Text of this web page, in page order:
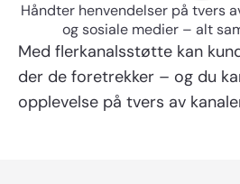
Håndter henvendelser på tvers
og sosiale medier – alt
Med flerkanalsstøtte kan
der de foretrekker – og du
opplevelse på tvers av